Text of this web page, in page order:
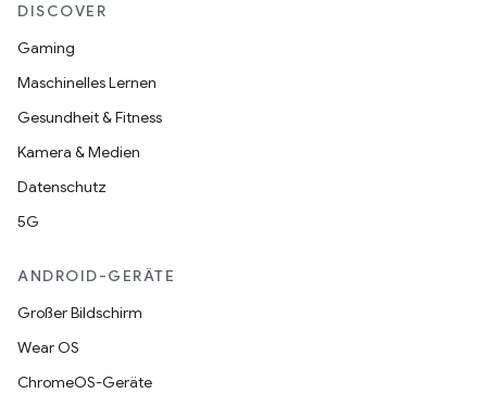
DISCOVER
Gaming
Maschinelles Lernen
Gesundheit & Fitness
Kamera & Medien
Datenschutz
5G
ANDROID-GERÄTE
Großer Bildschirm
Wear OS
ChromeOS-Geräte